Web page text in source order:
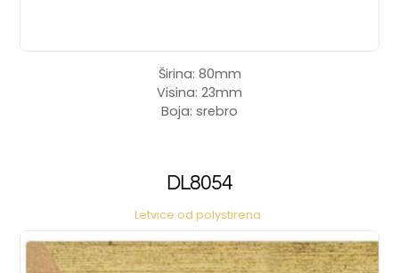
Širina: 80mm
Visina: 23mm
Boja: srebro
DL8054
Letvice od polystirena